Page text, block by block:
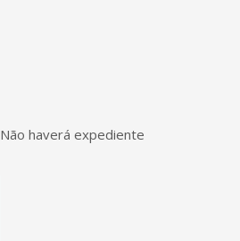
Não haverá expediente